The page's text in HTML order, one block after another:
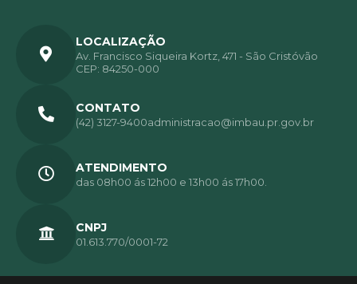
LOCALIZAÇÃO
Av. Francisco Siqueira Kortz, 471 - São Cristóvão
CEP: 84250-000
CONTATO
(42) 3127-9400administracao@imbau.pr.gov.br
ATENDIMENTO
das 08h00 ás 12h00 e 13h00 ás 17h00.
CNPJ
01.613.770/0001-72